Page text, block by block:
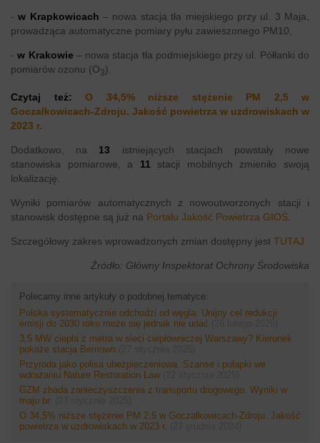
-w Krapkowicach – nowa stacja tła miejskiego przy ul. 3 Maja,
prowadząca automatyczne pomiary pyłu zawieszonego PM10,
-w Krakowie – nowa stacja tła podmiejskiego przy ul. Półłanki do
pomiarów ozonu (O3).
Czytaj też: O 34,5% niższe stężenie PM 2,5 w
Goczałkowicach-Zdroju. Jakość powietrza w uzdrowiskach w
2023 r.
Dodatkowo, na 13 istniejących stacjach powstały nowe
stanowiska pomiarowe, a 11stacji mobilnych zmieniło swoją
lokalizację.
Wyniki pomiarów automatycznych z nowoutworzonych stacji i
stanowisk dostępne są już na Portalu Jakość Powietrza GIOŚ.
Szczegółowy zakres wprowadzonych zmian dostępny jest TUTAJ
Źródło: Główny Inspektorat Ochrony Środowiska
Polecamy inne artykuły o podobnej tematyce:
Polska systematycznie odchodzi od węgla. Unijny cel redukcji
emisji do 2030 roku może się jednak nie udać
3,5 MW ciepła z metra w sieci ciepłowniczej Warszawy? Kierunek
pokaże stacja Bemowo
Przyroda jako polisa ubezpieczeniowa. Szanse i pułapki we
wdrażaniu Nature Restoration Law
GZM zbada zanieczyszczenia z transportu drogowego. Wyniki w
maju br.
O 34,5% niższe stężenie PM 2,5 w Goczałkowicach-Zdroju. Jakość
powietrza w uzdrowiskach w 2023 r.